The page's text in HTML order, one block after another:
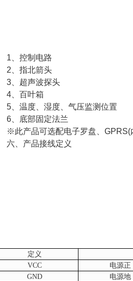
控制电路
指北箭头
超声波探头
百叶箱
温度、湿度、气压监测位置
底部固定法兰
产品可选配电子罗盘、GPRS(
产品接线定义
定义
VCC
电源正
GND
电源地